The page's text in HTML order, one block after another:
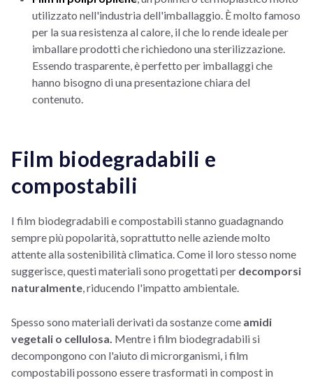
utilizzato nell'industria dell'imballaggio. È molto famoso
per la sua resistenza al calore, il che lo rende ideale per
imballare prodotti che richiedono una sterilizzazione.
Essendo trasparente, è perfetto per imballaggi che
hanno bisogno di una presentazione chiara del
contenuto.
Film biodegradabili e
compostabili
I film biodegradabili e compostabili stanno guadagnando
sempre più popolarità, soprattutto nelle aziende molto
attente alla sostenibilità climatica. Come il loro stesso nome
suggerisce, questi materiali sono progettati per decomporsi
naturalmente, riducendo l'impatto ambientale.
Spesso sono materiali derivati da sostanze come amidi
vegetali o cellulosa. Mentre i film biodegradabili si
decompongono con l'aiuto di microrganismi, i film
compostabili possono essere trasformati in compost in